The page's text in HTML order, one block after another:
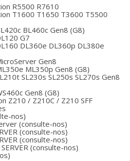
R5500 R7610
T1600 T1650 T3600 T5500
BL460c Gen8 (G8)
G7
DL360e DL360p DL380e
Gen8
ML350p Gen8 (G8)
SL230s SL250s SL270s Gen8
Gen8 (G8)
Z210 / Z210C / Z210 SFF
nos)
(consulte-nos)
(consulte-nos)
(consulte-nos)
(consulte-nos)